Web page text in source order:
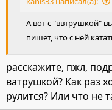
Посмотреть
А вот с "ввтрушкой"
пишет, что с ней
расскажите, пжл,
ватрушкой? Как раз
рулится? Или что не